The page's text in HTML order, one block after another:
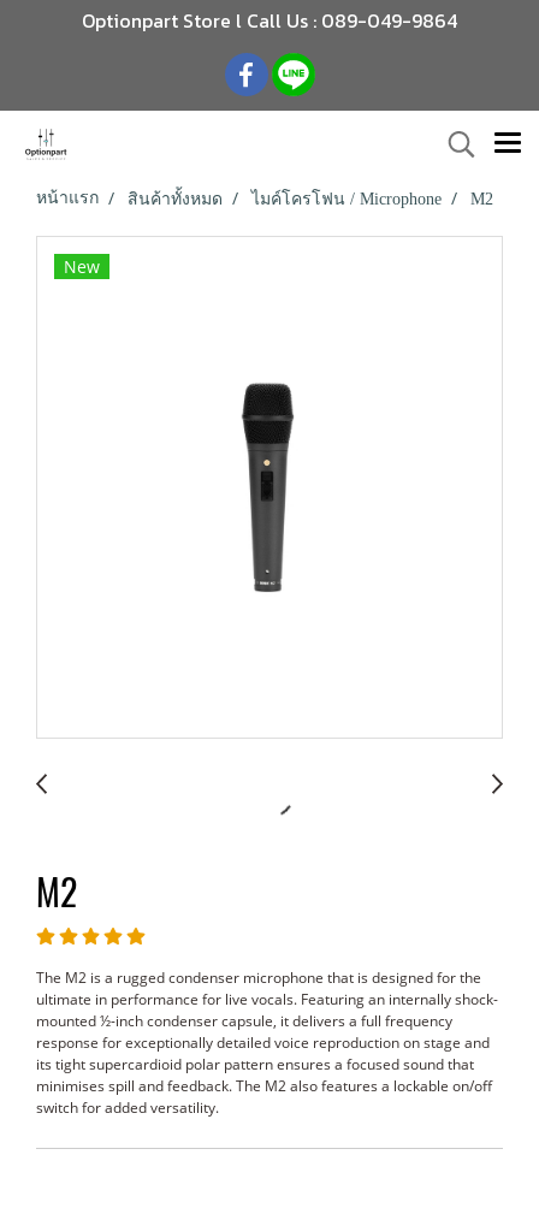
Optionpart Store l Call Us : 089-049-9864
หน้าแรก สินค้าทั้งหมด ไมค์โครโฟน / Microphone M2
New
M2
The M2 is a rugged condenser microphone that is designed for the
ultimate in performance for live vocals. Featuring an internally shock-
mounted ½-inch condenser capsule, it delivers a full frequency
response for exceptionally detailed voice reproduction on stage and
its tight supercardioid polar pattern ensures a focused sound that
minimises spill and feedback. The M2 also features a lockable on/off
switch for added versatility.